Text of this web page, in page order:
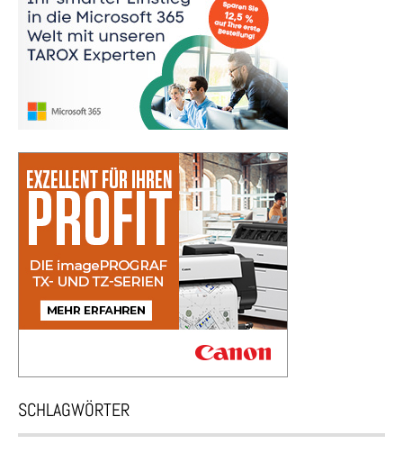
SCHLAGWÖRTER